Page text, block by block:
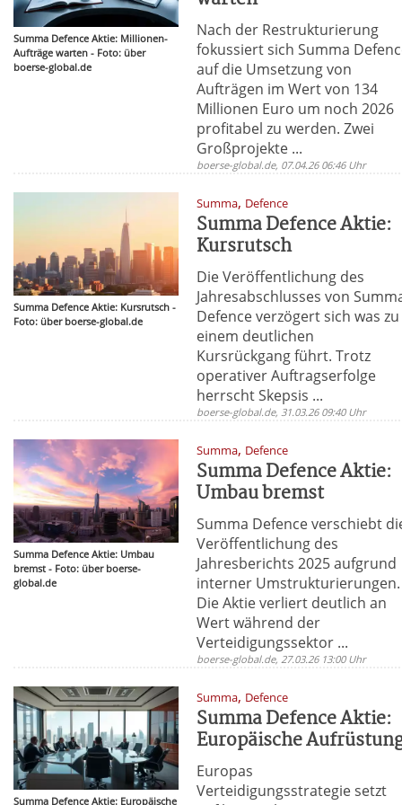
Summa Defence Aktie: Millionen-
Aufträge warten - Foto: über
boerse-global.de
Nach der Restrukturierung
fokussiert sich Summa
auf die Umsetzung von
Aufträgen im Wert von 134
Millionen Euro um noch 2026
profitabel zu werden. Zwei
Großprojekte ...
boerse-global.de, 07.04.26 06:46 Uhr
Summa Defence Aktie: Kursrutsch -
Foto: über boerse-global.de
Summa, Defence
Summa Defence Aktie:
Kursrutsch
Die Veröffentlichung des
Jahresabschlusses von
Defence verzögert sich was zu
einem deutlichen
Kursrückgang führt. Trotz
operativer Auftragserfolge
herrscht Skepsis ...
boerse-global.de, 31.03.26 09:40 Uhr
Summa Defence Aktie: Umbau
bremst - Foto: über boerse-
global.de
Summa, Defence
Summa Defence Aktie:
Umbau bremst
Summa Defence verschiebt
Veröffentlichung des
Jahresberichts 2025 aufgrund
interner Umstrukturierungen.
Die Aktie verliert deutlich an
Wert während der
Verteidigungssektor ...
boerse-global.de, 27.03.26 13:00 Uhr
Summa Defence Aktie: Europäische
Summa, Defence
Summa Defence Aktie:
Europäische
Europas
Verteidigungsstrategie setzt